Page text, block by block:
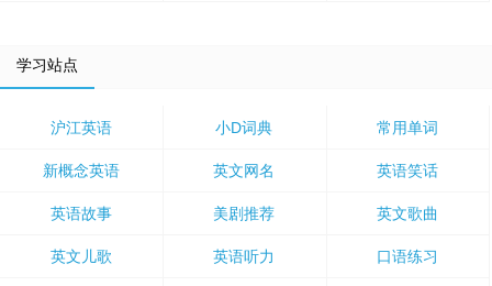
学习站点
沪江英语 小D词典 常用单词
新概念英语 英文网名 英语笑话
英语故事 美剧推荐 英文歌曲
英文儿歌 英语听力 口语练习